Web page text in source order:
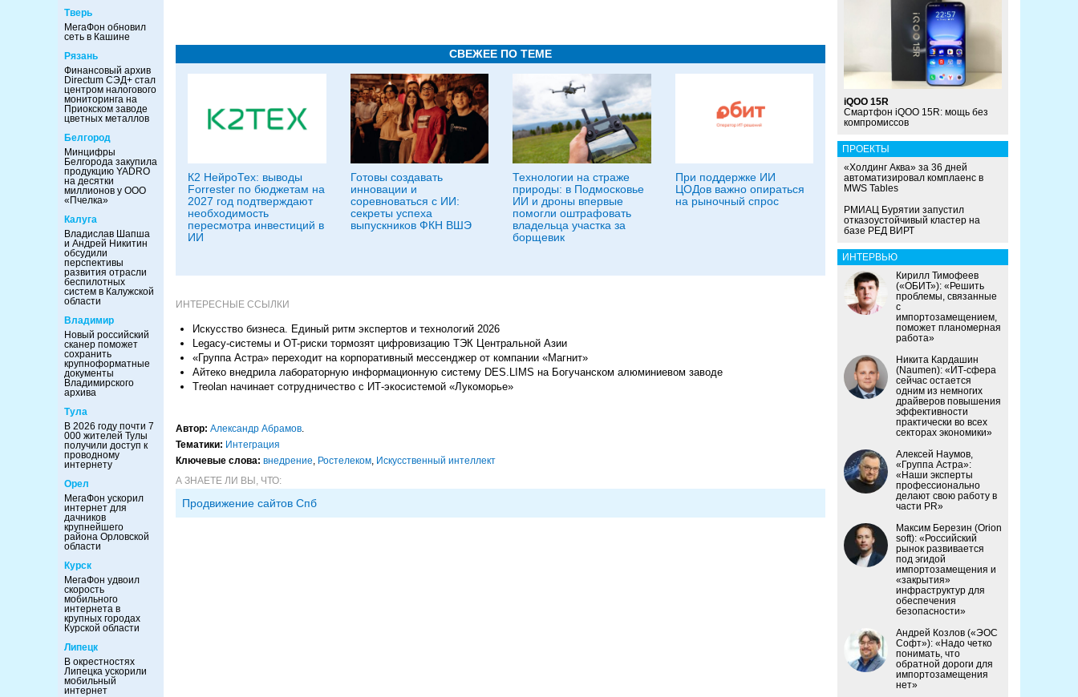
Тверь
МегаФон обновил
сеть в Кашине
Рязань
Финансовый архив
Directum СЭД+ стал
центром налогового
мониторинга на
Приокском заводе
цветных металлов
Белгород
Минцифры
Белгорода закупила
продукцию YADRO
на десятки
миллионов у ООО
«Пчелка»
Калуга
Владислав Шапша
и Андрей Никитин
обсудили
перспективы
развития отрасли
беспилотных
систем в Калужской
области
Владимир
Новый российский
сканер поможет
сохранить
крупноформатные
документы
Владимирского
архива
Тула
В 2026 году почти 7
000 жителей Тулы
получили доступ к
проводному
интернету
Орел
МегаФон ускорил
интернет для
дачников
крупнейшего
района Орловской
области
Курск
МегаФон удвоил
скорость
мобильного
интернета в
крупных городах
Курской области
Липецк
В окрестностях
Липецка ускорили
мобильный
интернет
СВЕЖЕЕ ПО ТЕМЕ
К2 НейроТех: выводы
Forrester по бюджетам на
2027 год подтверждают
необходимость
пересмотра инвестиций в
ИИ
Готовы создавать
инновации и
соревноваться с ИИ:
секреты успеха
выпускников ФКН ВШЭ
Технологии на страже
природы: в Подмосковье
ИИ и дроны впервые
помогли оштрафовать
владельца участка за
борщевик
При поддержке ИИ
ЦОДов важно опираться
на рыночный спрос
ИНТЕРЕСНЫЕ ССЫЛКИ
Искусство бизнеса. Единый ритм экспертов и технологий 2026
Legacy-системы и OT-риски тормозят цифровизацию ТЭК Центральной Азии
«Группа Астра» переходит на корпоративный мессенджер от компании «Магнит»
Айтеко внедрила лабораторную информационную систему DES.LIMS на Богучанском алюминиевом заводе
Treolan начинает сотрудничество с ИТ-экосистемой «Лукоморье»
Автор: Александр Абрамов.
Тематики: Интеграция
Ключевые слова: внедрение, Ростелеком, Искусственный интеллект
А ЗНАЕТЕ ЛИ ВЫ, ЧТО:
Продвижение сайтов Спб
iQOO 15R
Смартфон iQOO 15R: мощь без
компромиссов
ПРОЕКТЫ
«Холдинг Аква» за 36 дней
автоматизировал комплаенс в
MWS Tables
РМИАЦ Бурятии запустил
отказоустойчивый кластер на
базе РЕД ВИРТ
ИНТЕРВЬЮ
Кирилл Тимофеев
(«ОБИТ»): «Решить
проблемы, связанные
с
импортозамещением,
поможет планомерная
работа»
Никита Кардашин
(Naumen): «ИТ-сфера
сейчас остается
одним из немногих
драйверов повышения
эффективности
практически во всех
секторах экономики»
Алексей Наумов,
«Группа Астра»:
«Наши эксперты
профессионально
делают свою работу в
части PR»
Максим Березин (Orion
soft): «Российский
рынок развивается
под эгидой
импортозамещения и
«закрытия»
инфраструктур для
обеспечения
безопасности»
Андрей Козлов («ЭОС
Софт»): «Надо четко
понимать, что
обратной дороги для
импортозамещения
нет»